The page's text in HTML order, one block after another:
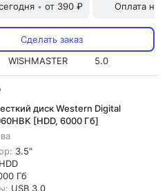
• от 390 ₽ Оплата
Сделать заказ
WISHMASTER
5.0
диск Western Digital
[HDD, 6000 Гб]
3.5"
HDD
Гб
USB 3.0